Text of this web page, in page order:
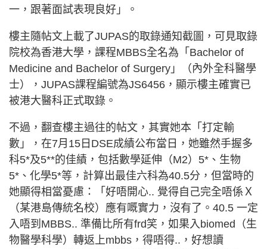
一，跟著面試表現良好」。
樓主隨帖文上載了JUPAS的取錄通知截圖，可見取錄
院校為香港大學，課程MBBS全名為「Bachelor of
Medicine and Bachelor of Surgery」（內外全科醫學
士），JUPAS課程編號為JS6456，顯示樓主確實已
被港大醫科正式取錄。
不過，翻查樓主過往的帖文，其實她本「打定輸
數」，在7月15日DSE成績公布當日，她雖然手握多
科5*及5**的佳績，包括數學延伸（M2）5*、生物
5*、化學5*等，計算出最佳六科為40.5分，但當時的
她顯得相當憂慮：「好唔開心.. 覺得自己完全唔係Ｘ
（某港島傳統名校）應有嘅實力，沒有了。40.5 一定
入唔到MBBS.. 準備比所有frd笑，如果入biomed（生
物醫學科學）轉返上mbbs，得唔得..，好想讀